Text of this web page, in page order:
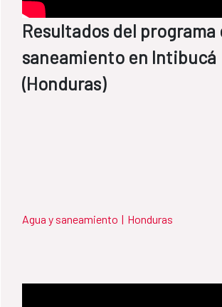
Resultados del programa
saneamiento en Intibucá
(Honduras)
Agua y saneamiento | Honduras